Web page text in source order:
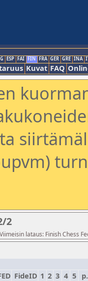
ESP FAI FIN FRA GER GRE INA
Kuvat FAQ
2
lataus: Finish Chess
FideID 1 2 3 4 5 p.